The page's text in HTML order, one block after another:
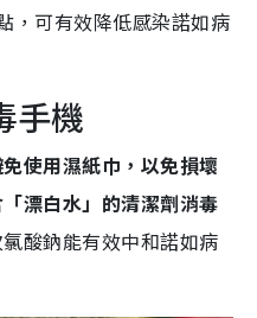
，可有效降低感染諾如病
手機
使用濕紙巾，以免損壞
漂白水」的清潔劑消毒
酸鈉能有效中和諾如病